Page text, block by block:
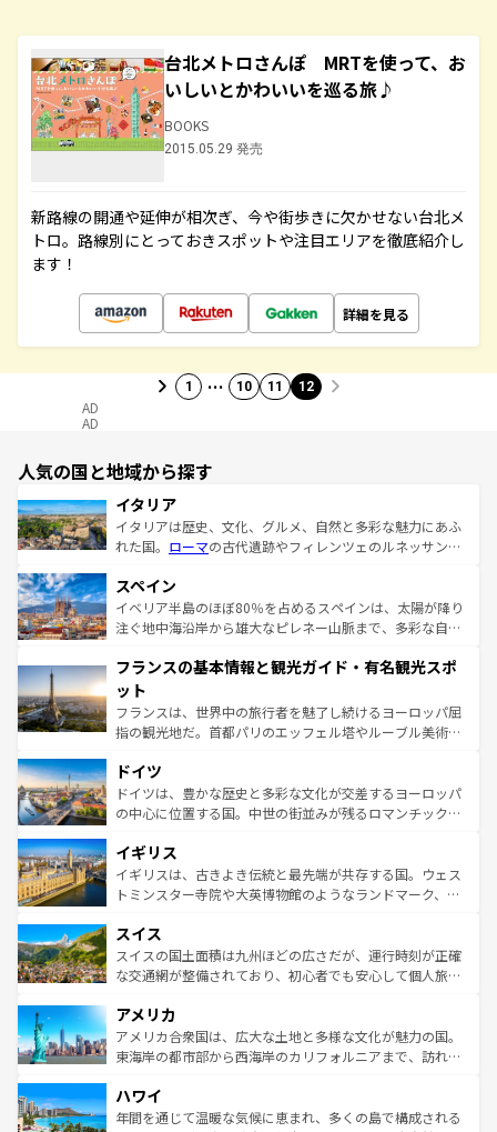
台北メトロさんぽ MRTを使って、お
いしいとかわいいを巡る旅♪
BOOKS
2015.05.29 発売
新路線の開通や延伸が相次ぎ、今や街歩きに欠かせない台北メ
トロ。路線別にとっておきスポットや注目エリアを徹底紹介し
ます！
詳細を見る
1 … 10 11 12
AD
AD
人気の国と地域から探す
イタリア
イタリアは歴史、文化、グルメ、自然と多彩な魅力にあふ
れた国。 ローマの古代遺跡やフィレンツェのルネッサンス
ろん、トスカーナの美しい田園風景やアマルフィ海岸の絶
景など、自然景観も見逃せない。観光の合間には、本場の
ピザやパスタなど、絶品のイタリア料理を堪能することも
ませてくれるイタリアで、忘れられない旅をしてみよう！
なお、新着のイタリア情報は
しい。
スペイン
イベリア半島のほぼ80％を占めるスペインは、太陽が降り
注ぐ地中海沿岸から雄大なピレネー山脈まで、多彩な自然
文化が根付くこの国では、情熱的なフラメンコ、熱気あふ
れる闘牛、そして美味しいタパスが生活の一部となってい
る。首都マドリードの洗練された雰囲気や、バルセロナの
アートに溢れた街角から、地方では古代ローマ遺跡や中世
せる。地方によって風土や気候が異なるスペインはその個
性で訪れる人を魅了する。 なお、新着のスペイン情報は コ
ンテンツ一覧を参照してほしい。
フランスの基本情報と観光ガイド・有名観光スポ
ット
フランスは、世界中の旅行者を魅了し続けるヨーロッパ屈
指の観光地だ。首都パリのエッフェル塔やルーブル美術館
で、幅広い魅力が詰まっている。華麗な宮殿、歴史的な大
聖堂、美しいビーチ、そして豊かな自然が、訪れる者を心
から魅了する。また、フランスは美食の国としても知ら
いる。シャンパンの発祥地であるランス、プロヴァンスの
香り高いラベンダー畑など、多彩な楽しみ方が可能だ。さ
らに、パリ以外の地域にも魅力が溢れており、どの街角に
れる地方に足を運ぶとそれぞれで全く異なる文化を体験で
きるだろう。 なお、新着のフランス情報はコンテンツ一覧
を参照してほしい。
ドイツ
ドイツは、豊かな歴史と多彩な文化が交差するヨーロッパ
の中心に位置する国。中世の街並みが残るロマンチック街
顔を持つこの国は、どこを歩いても飽きることがない。ベ
ルリンの文化的活気、バイエルン州のアルプスの絶景、そ
してライン川沿いのワイン畑といった風景は必見。ビール
は、お酒好きな人にはぜひ体験してほしい。 なお、新着の
ドイツ情報はコンテンツ一覧を参照してほしい。
イギリス
イギリスは、古きよき伝統と最先端が共存する国。ウェス
トミンスター寺院や大英博物館のようなランドマーク、歴
リアごとに異なる魅力がある。また、優雅なアフタヌーン
ティー、ビール好きにはたまらない英国パブ、サッカー観
戦など、本場だからこそできる体験も豊富。イギリスを旅
ンツ一覧を参照してほしい。
スイス
スイスの国土面積は九州ほどの広さだが、運行時刻が正確
な交通網が整備されており、初心者でも安心して個人旅行
の建物がそのまま残る町や、スイスならではのユニークな
博物館もあり、アルプス観光だけでなく町歩きも満喫する
ことができる。国民の所得が高いため物価も高いが、旅行
ば市内交通費無料で観光を楽しむこともできる。 なお、新
着のスイス情報はコンテンツ一覧 を参照してほしい。
アメリカ
アメリカ合衆国は、広大な土地と多様な文化が魅力の国。
東海岸の都市部から西海岸のカリフォルニアまで、訪れる
のような巨大都市は、観光、ショッピング、エンターテイ
ンメントが詰まった刺激的なスポットだ。一方、アメリカ
ハワイ
年間を通じて温暖な気候に恵まれ、多くの島で構成される